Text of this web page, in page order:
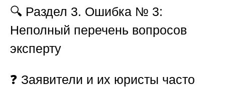
🔍 Раздел 3. Ошибка № 3:
Неполный перечень вопросов
эксперту
❓ Заявители и их юристы часто